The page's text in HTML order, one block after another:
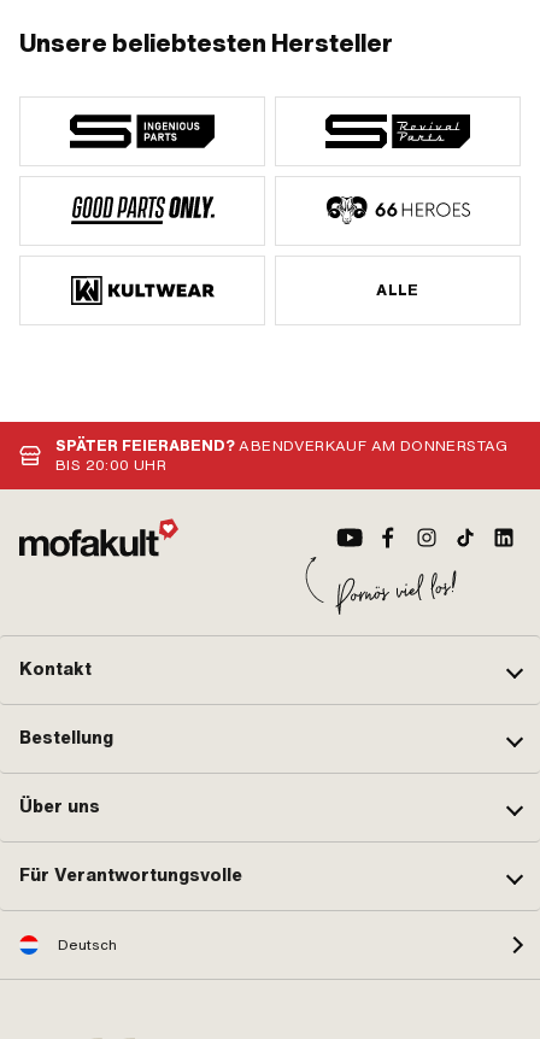
Unsere beliebtesten Hersteller
ALLE
SPÄTER FEIERABEND?ABENDVERKAUF AM DONNERSTAG
BIS 20:00 UHR
Kontakt
Bestellung
Über uns
Für Verantwortungsvolle
Deutsch